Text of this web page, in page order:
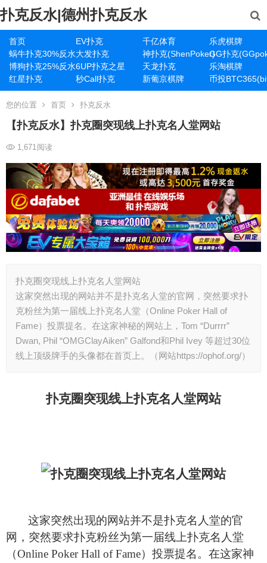
扑克反水|德州扑克反水
首页 EV扑克 千亿体育
乐虎棋牌
蜗牛扑克30%反水大发扑克 神扑克(ShenPoker)GG扑克
博狗扑克25%反水6UP扑克之星 天龙扑克
乐淘棋牌
红星扑克
秒Call扑克 新葡京棋牌 币投
您的位置 首页 扑克反水
【扑克反水】扑克圈突现线上扑克名人堂网站
1,671阅读
扑克圈突现线上扑克名人堂网站
这家突然出现的网站并不是扑克名人堂的官网，突然要求扑
克粉丝为第一届线上扑克名人堂（Online Poker Hall of
Fame）投票提名。在这家神秘的网站上，Tom “Durrrr”
Dwan, Phil “OMGClayAiken” Galfond和Phil Ivey 等超过30位
线上顶级牌手的头像都在首页上。（网站https://ophof.org/）
扑克圈突现线上扑克名人堂网站
这家突然出现的网站并不是扑克名人堂的官
网，突然要求扑克粉丝为第一届线上扑克名人堂
（Online Poker Hall of Fame）投票提名。在这家神